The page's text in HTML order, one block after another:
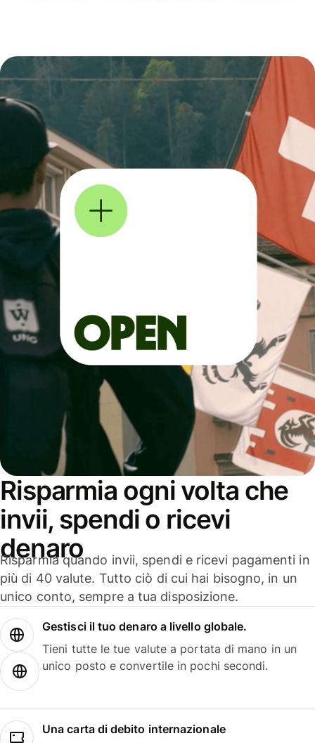
Risparmia ogni volta che
invii, spendi o ricevi
denaro
Risparmia quando invii, spendi e ricevi pagamenti in
più di 40 valute. Tutto ciò di cui hai bisogno, in un
unico conto, sempre a tua disposizione.
Gestisci il tuo denaro a livello globale.
Tieni tutte le tue valute a portata di mano in un
unico posto e convertile in pochi secondi.
Una carta di debito internazionale